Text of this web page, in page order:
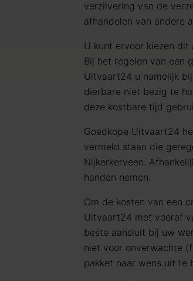
verzilvering van de
afhandelen van andere
U kunt ervoor kiezen
Bij het regelen van een
Uitvaart24 u namelijk
dierbare niet bezig te
deze kostbare tijd
Goedkope Uitvaart24
vermeld staan die
Nijkerkerveen.
handen nemen.
Om de kosten van een
Uitvaart24 met vooraf
beste aansluit bij uw
niet voor onverwachte
pakket naar wens uit te